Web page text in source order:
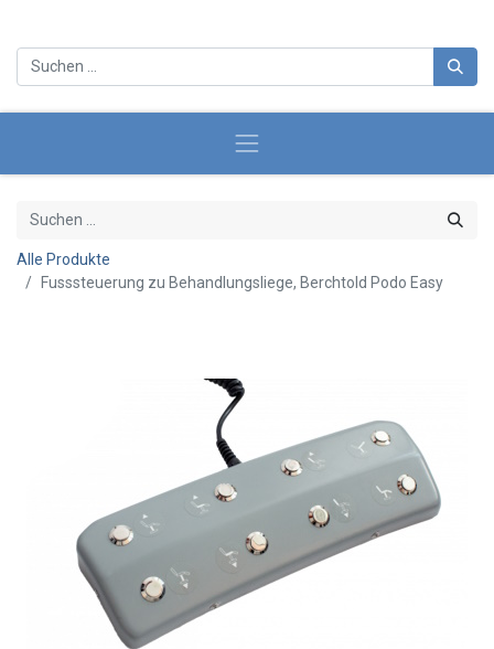
Alle Produkte
Fusssteuerung zu Behandlungsliege, Berchtold Podo Easy